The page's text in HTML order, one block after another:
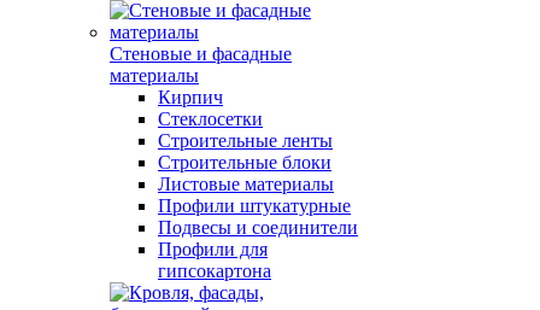
Стеновые и фасадные
материалы
Кирпич
Стеклосетки
Строительные ленты
Строительные блоки
Листовые материалы
Профили штукатурные
Подвесы и соединители
Профили для
гипсокартона